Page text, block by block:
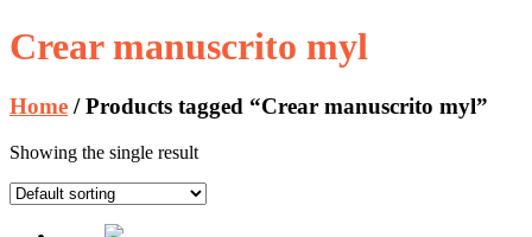
Crear manuscrito myl
Home / Products tagged “Crear manuscrito myl”
Showing the single result